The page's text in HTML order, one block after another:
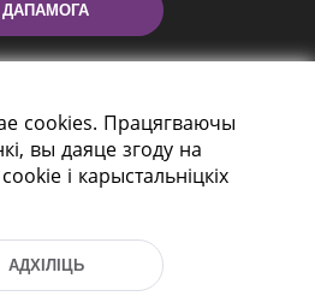
ДАПАМОГА
116
Беларусь, 220114
37 37, Факс: (+375 17)
cookies. Працягваючы
вы даяце згоду на
і карыстальніцкіх
АДХІЛІЦЬ